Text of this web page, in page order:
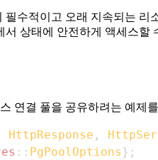
필수적이고 오래 지속되는
상태에 안전하게 액세스
연결 풀을 공유하려는 예제
HttpResponse ,
:: PgPoolOptions } ;